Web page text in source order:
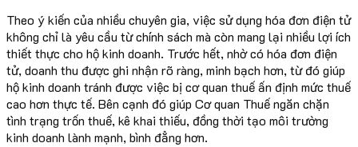
Theo ý kiến của nhiều chuyên gia, việc sử dụng hóa đơn điện tử
không chỉ là yêu cầu từ chính sách mà còn mang lại nhiều lợi ích
thiết thực cho hộ kinh doanh. Trước hết, nhờ có hóa đơn điện
tử, doanh thu được ghi nhận rõ ràng, minh bạch hơn, từ đó giúp
hộ kinh doanh tránh được việc bị cơ quan thuế ấn định mức thuế
cao hơn thực tế. Bên cạnh đó giúp Cơ quan Thuế ngăn chặn
tình trạng trốn thuế, kê khai thiếu, đồng thời tạo môi trường
kinh doanh lành mạnh, bình đẳng hơn.